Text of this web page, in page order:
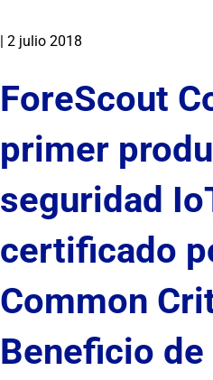
| 2 julio 2018
ForeScout
primer
seguridad
certificado
Common
Beneficio de